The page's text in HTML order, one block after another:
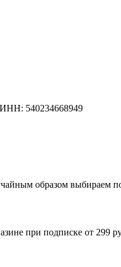
540234668949
образом выбираем
при подписке от 299